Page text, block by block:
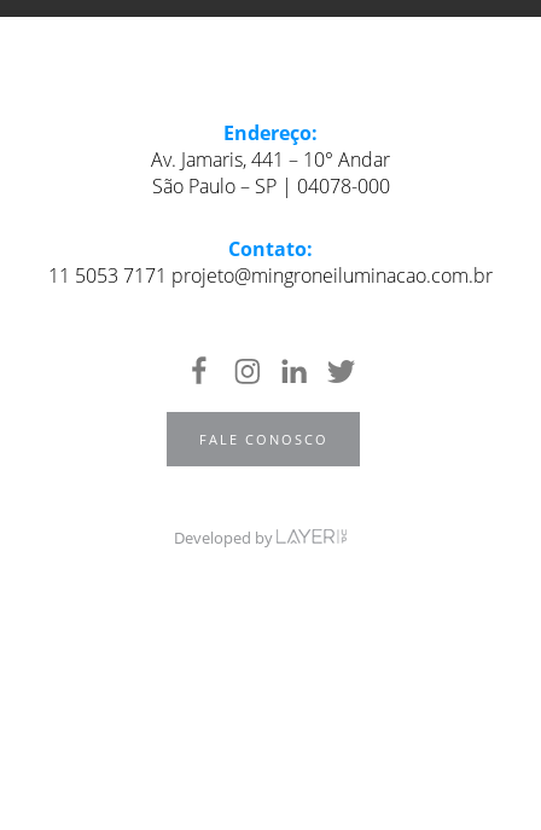
Endereço:
Av. Jamaris, 441 – 10° Andar
São Paulo – SP | 04078-000
Contato:
11 5053 7171 projeto@mingroneiluminacao.com.br
FALE CONOSCO
Developed by